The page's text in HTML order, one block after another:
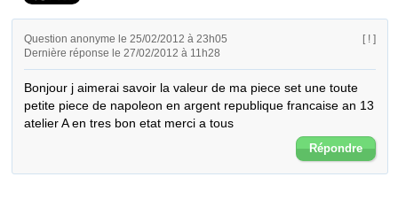
Question anonyme le 25/02/2012 à 23h05
Dernière réponse le 27/02/2012 à 11h28
[ ! ]
Bonjour j aimerai savoir la valeur de ma piece set une toute
petite piece de napoleon en argent republique francaise an 13
atelier A en tres bon etat merci a tous
Répondre